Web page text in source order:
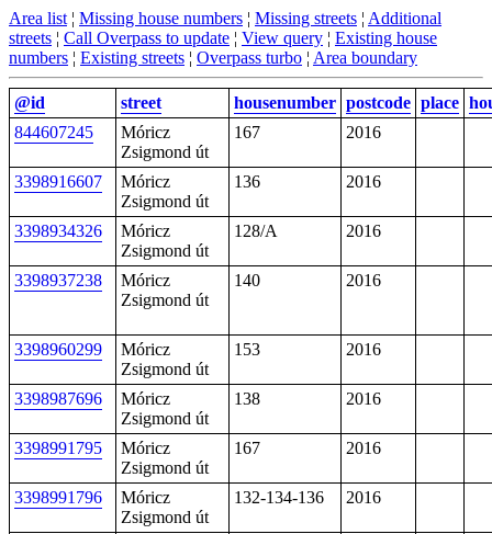
Area list ¦ Missing house numbers ¦ Missing streets ¦ Additional
streets ¦ Call Overpass to update ¦ View query ¦ Existing house
numbers ¦ Existing streets ¦ Overpass turbo ¦ Area boundary
@id street housenumber postcode place
844607245
Móricz
Zsigmond út
167 2016
3398916607
Móricz
Zsigmond út
136 2016
3398934326
Móricz
Zsigmond út
128/A 2016
3398937238
Móricz
Zsigmond út
140 2016
3398960299
Móricz
Zsigmond út
153 2016
3398987696
Móricz
Zsigmond út
138 2016
3398991795
Móricz
Zsigmond út
167 2016
3398991796
Móricz
Zsigmond út
132-134-136 2016